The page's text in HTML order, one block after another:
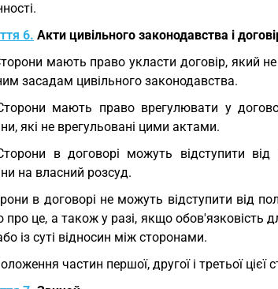
6. Акти цивільного законодавства і
мають право укласти договір, який
засадам цивільного законодавства.
мають право врегулювати у
які не врегульовані цими актами.
в договорі можуть відступити від
на власний розсуд.
в договорі не можуть відступити від
про це, а також у разі, якщо обов'язковість
із суті відносин між сторонами.
частин першої, другої і третьої цієї